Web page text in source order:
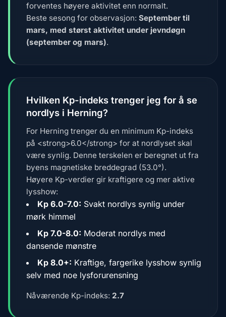
forventes høyere aktivitet enn normalt.
Beste sesong for observasjon: September til
mars, med størst aktivitet under jevndøgn
(september og mars).
Hvilken Kp-indeks trenger jeg for å se
nordlys i Herning?
For Herning trenger du en minimum Kp-indeks
på <strong>6.0</strong> for at nordlyset skal
være synlig. Denne terskelen er beregnet ut fra
byens magnetiske breddegrad (53.0°).
Høyere Kp-verdier gir kraftigere og mer aktive
lysshow:
Kp 6.0-7.0: Svakt nordlys synlig under
mørk himmel
Kp 7.0-8.0: Moderat nordlys med
dansende mønstre
Kp 8.0+: Kraftige, fargerike lysshow synlig
selv med noe lysforurensning
Nåværende Kp-indeks: 2.7